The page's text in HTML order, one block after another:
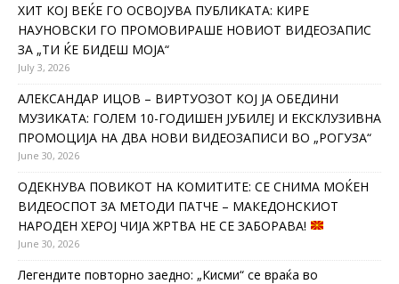
ХИТ КОЈ ВЕЌЕ ГО ОСВОЈУВА ПУБЛИКАТА: КИРЕ
НАУНОВСКИ ГО ПРОМОВИРАШЕ НОВИОТ ВИДЕОЗАПИС
ЗА „ТИ ЌЕ БИДЕШ МОЈА“
July 3, 2026
АЛЕКСАНДАР ИЦОВ – ВИРТУОЗОТ КОЈ ЈА ОБЕДИНИ
МУЗИКАТА: ГОЛЕМ 10-ГОДИШЕН ЈУБИЛЕЈ И ЕКСКЛУЗИВНА
ПРОМОЦИЈА НА ДВА НОВИ ВИДЕОЗАПИСИ ВО „РОГУЗА“
June 30, 2026
ОДЕКНУВА ПОВИКОТ НА КОМИТИТЕ: СЕ СНИМА МОЌЕН
ВИДЕОСПОТ ЗА МЕТОДИ ПАТЧЕ – МАКЕДОНСКИОТ
НАРОДЕН ХЕРОЈ ЧИЈА ЖРТВА НЕ СЕ ЗАБОРАВА!
June 30, 2026
Легендите повторно заедно: „Кисми“ се враќа во